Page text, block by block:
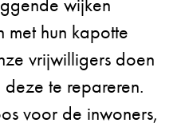
met hun kapotte
vrijwilligers doen
te repareren.
voor de inwoners,